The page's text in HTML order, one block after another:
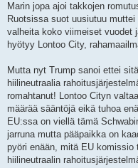
Marin jopa ajoi takkojen
Ruotsissa suot uusiutuu
valheita koko viimeiset vuodet
hyötyy Lontoo City,
Mutta nyt Trump sanoi ettei
hiilineutraalia
romahtanut! Lontoo Cityn
määrää sääntöjä eikä tuhoa
EU:ssa on viellä tämä
jarruna mutta pääpaikka on
pyöri enään, mitä EU
hiilineutraalin